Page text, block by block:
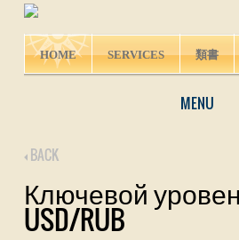
HOME SERVICES 類書
MENU
BACK
Ключевой
USD/RUB